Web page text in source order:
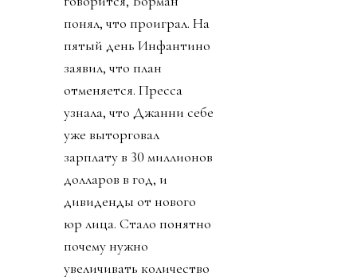
понял, что проиграл. На
пятый день Инфантино
заявил, что план
отменяется. Пресса
узнала, что Джанни себе
уже выторговал
зарплату в 30 миллионов
долларов в год, и
дивиденды от нового
юр лица. Стало понятно
почему нужно
увеличивать количество